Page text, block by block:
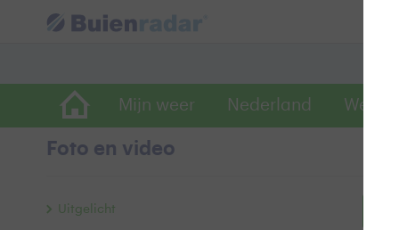
Mijn weer Nederland
Foto en video
Uitgelicht